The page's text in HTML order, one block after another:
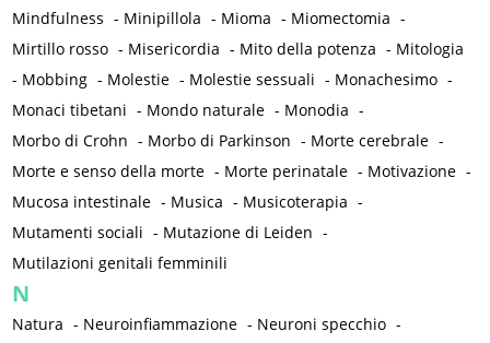
Mindfulness - Minipillola - Mioma - Miomectomia -
Mirtillo rosso - Misericordia - Mito della potenza - Mitologia
- Mobbing - Molestie - Molestie sessuali - Monachesimo -
Monaci tibetani - Mondo naturale - Monodia -
Morbo di Crohn - Morbo di Parkinson - Morte cerebrale -
Morte e senso della morte - Morte perinatale - Motivazione -
Mucosa intestinale - Musica - Musicoterapia -
Mutamenti sociali - Mutazione di Leiden -
Mutilazioni genitali femminili
N
Natura - Neuroinfiammazione - Neuroni specchio -